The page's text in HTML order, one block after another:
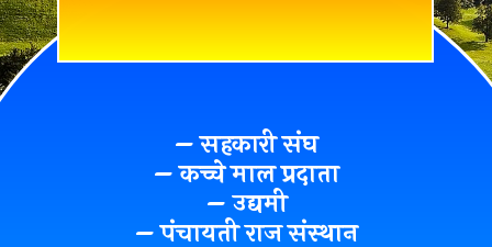
– सहकारी संघ
– कच्चे माल प्रदाता
– उद्यमी
– पंचायती राज संस्थान